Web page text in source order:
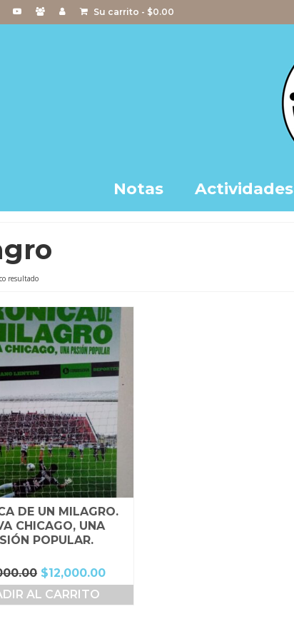
Su carrito - $0.00
Notas Actividades
resultado
DE UN MILAGRO.
CHICAGO, UNA
POPULAR.
El
precio
original
$12,000.00El
precio
AL CARRITO